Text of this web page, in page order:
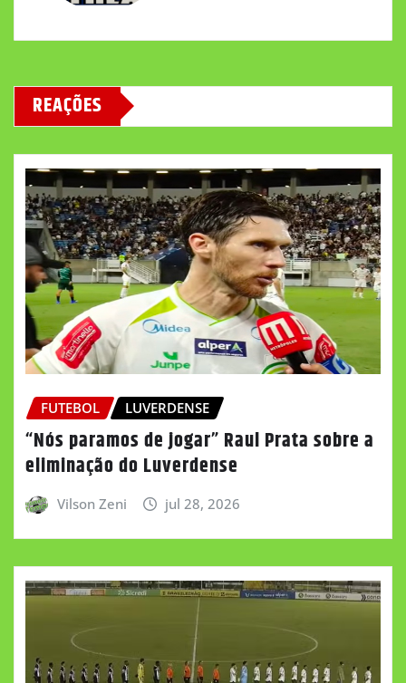
REAÇÕES
FUTEBOL LUVERDENSE
“Nós paramos de jogar” Raul Prata sobre a
eliminação do Luverdense
Vilson Zeni jul 28, 2026